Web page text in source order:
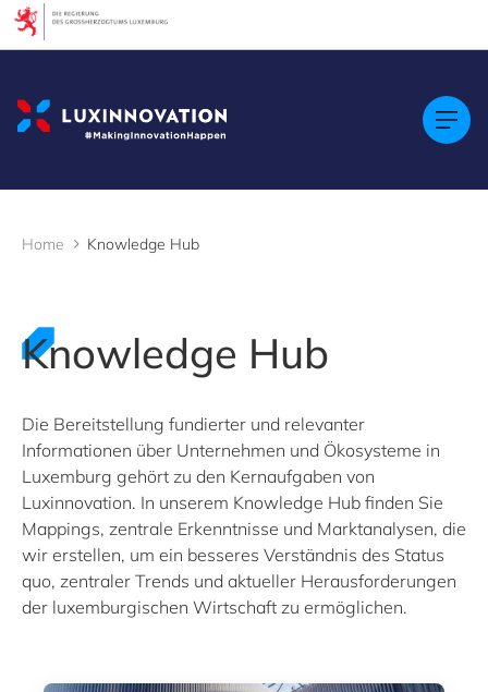
Home Knowledge Hub
Knowledge Hub
Die Bereitstellung fundierter und relevanter
Informationen über Unternehmen und Ökosysteme in
Luxemburg gehört zu den Kernaufgaben von
Luxinnovation. In unserem Knowledge Hub finden Sie
Mappings, zentrale Erkenntnisse und Marktanalysen, die
wir erstellen, um ein besseres Verständnis des Status
quo, zentraler Trends und aktueller Herausforderungen
der luxemburgischen Wirtschaft zu ermöglichen.
Filter
Schlüsselwortsuche
Filter löschen 8 Ergebnisse anzeigen
Cookies management panel